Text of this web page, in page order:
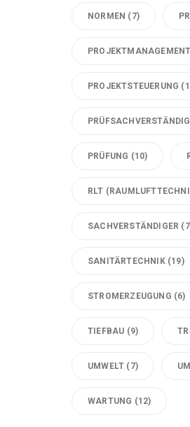
NORMEN (7)
PROJEKTMANAGEMENT
PROJEKTSTEUERUNG
PRÜFUNG (10)
RLT
SACHVERSTÄNDIGER
SANITÄRTECHNIK(19)
STROMERZEUGUNG (6)
TIEFBAU (9)
UMWELT (7)
WARTUNG (12)